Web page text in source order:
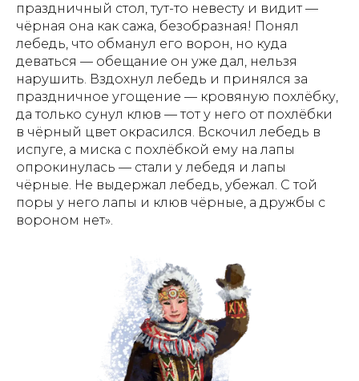
праздничный стол, тут-то невесту и видит —
чёрная она как сажа, безобразная! Понял
лебедь, что обманул его ворон, но куда
деваться — обещание он уже дал, нельзя
нарушить. Вздохнул лебедь и принялся за
праздничное угощение — кровяную похлёбку,
да только сунул клюв — тот у него от похлёбки
в чёрный цвет окрасился. Вскочил лебедь в
испуге, а миска с похлёбкой ему на лапы
опрокинулась — стали у лебедя и лапы
чёрные. Не выдержал лебедь, убежал. С той
поры у него лапы и клюв чёрные, а дружбы с
вороном нет».
АЗБУКИ СТРАНЫ
СЧАСТЬЯ